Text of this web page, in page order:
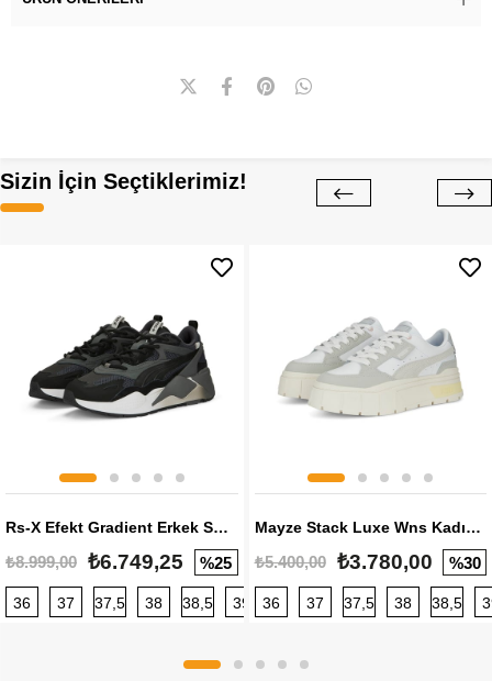
Sizin İçin Seçtiklerimiz!
Rs-X Efekt Gradient Erkek Sneaker
₺8.999,00 ₺6.749,25 %25
36 37 37,5 38 38,5 39 40 40,5 41 42 42,5
Mayze Stack Luxe Wns Kadın Sneaker
₺5.400,00 ₺3.780,00 %30
36 37 37,5 38 38,5